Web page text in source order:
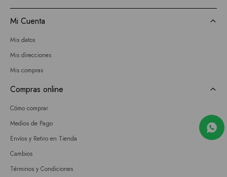
Mi Cuenta
Mis datos
Mis direcciones
Mis compras
Compras online
Cómo comprar
Medios de Pago
Envíos y Retiro en Tienda
Cambios
Términos y Condiciones